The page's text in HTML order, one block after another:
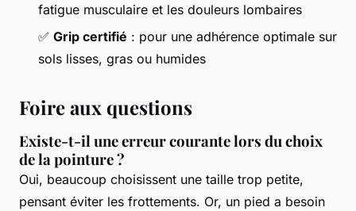
fatigue musculaire et les douleurs lombaires
✅ Grip certifié : pour une adhérence optimale sur
sols lisses, gras ou humides
Foire aux questions
Existe-t-il une erreur courante lors du choix
de la pointure ?
Oui, beaucoup choisissent une taille trop petite,
pensant éviter les frottements. Or, un pied a besoin